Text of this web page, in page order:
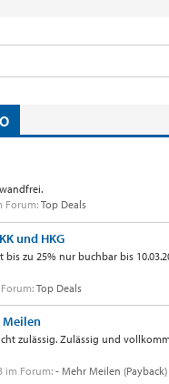
Forum: Top Deals
und HKG
zu 25% nur buchbar bis
Top Deals
Meilen
zulässig. Zulässig und
im Forum: - Mehr Meilen (Payback)